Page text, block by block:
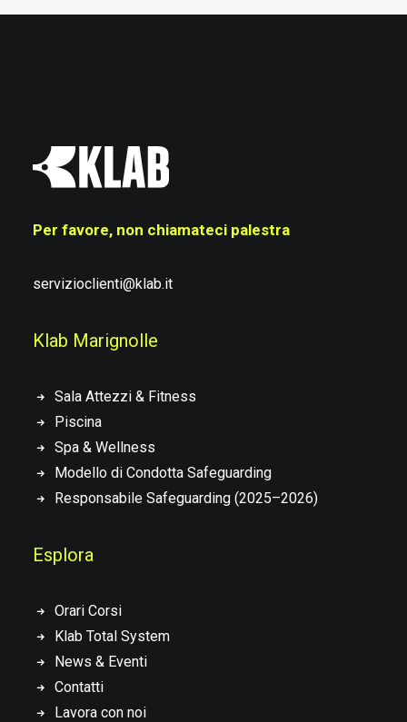
Per favore, non chiamateci palestra
servizioclienti@klab.it
Klab Marignolle
Sala Attezzi & Fitness
Piscina
Spa & Wellness
Modello di Condotta Safeguarding
Responsabile Safeguarding (2025–2026)
Esplora
Orari Corsi
Klab Total System
News & Eventi
Contatti
Lavora con noi